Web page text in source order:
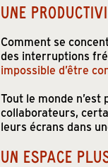
UNE
Comment se
des interruptions
impossible d’être
Tout le monde
collaborateurs,
leurs écrans dans
UN ESPACE